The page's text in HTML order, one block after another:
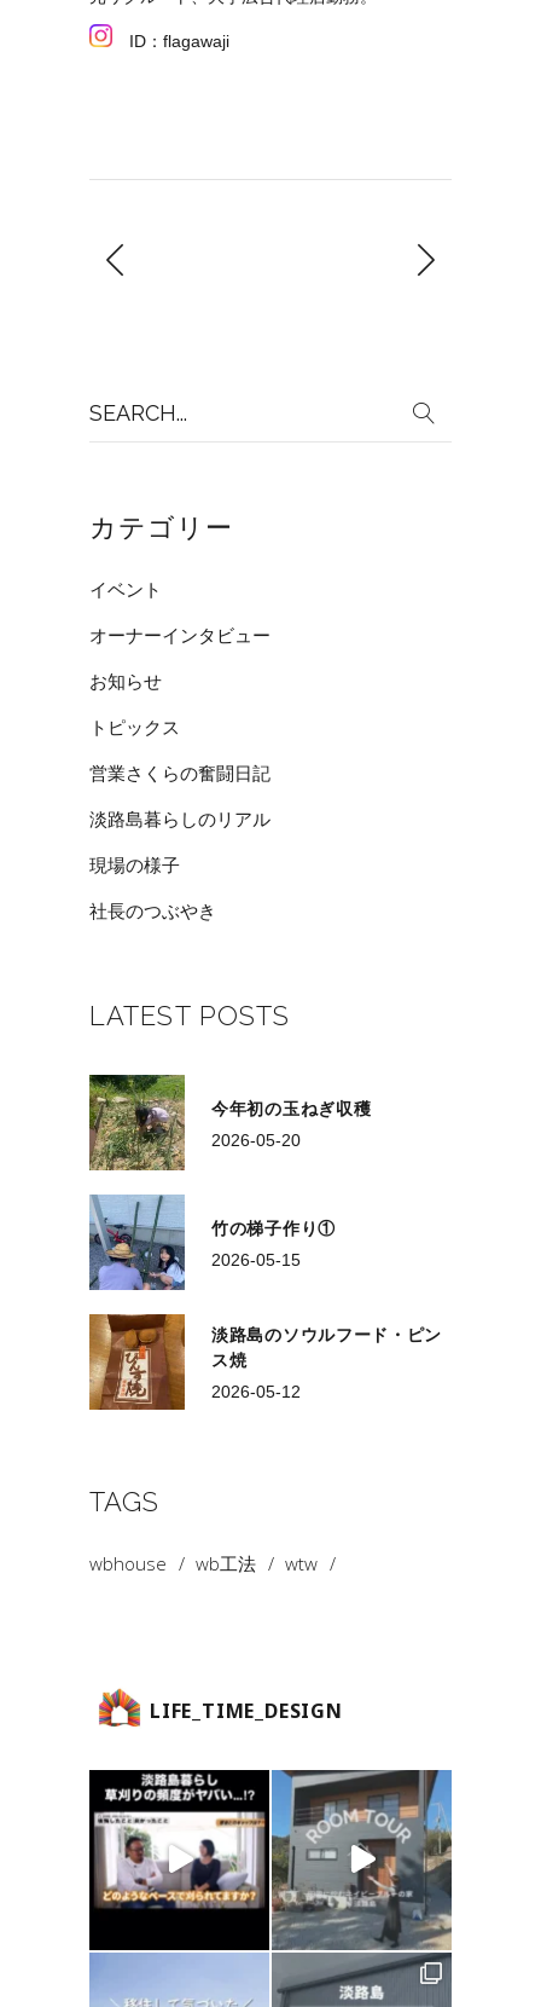
ID：flagawaji
カテゴリー
イベント
オーナーインタビュー
お知らせ
トピックス
営業さくらの奮闘日記
淡路島暮らしのリアル
現場の様子
社長のつぶやき
LATEST POSTS
今年初の玉ねぎ収穫
2026-05-20
竹の梯子作り①
2026-05-15
淡路島のソウルフード・ピン
ス焼
2026-05-12
TAGS
wbhouse wb工法 wtw
LIFE_TIME_DESIGN